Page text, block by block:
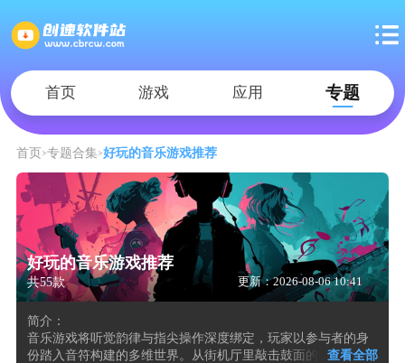
首页 游戏 应用 专题
首页 专题合集 好玩的音乐游戏推荐
好玩的音乐游戏推荐
共55款 更新：2026-08-06 10:41
简介：
音乐游戏将听觉韵律与指尖操作深度绑定，玩家以参与者的身
份踏入音符构建的多维世界。从街机厅里敲击鼓面的畅快，到
查看全部